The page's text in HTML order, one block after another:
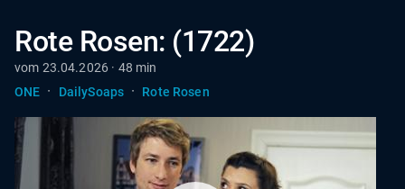
Rote Rosen: (1722)
vom 23.04.2026 · 48 min
ONE · DailySoaps · Rote Rosen